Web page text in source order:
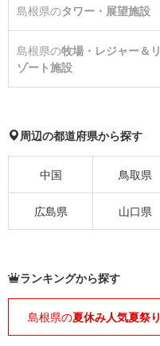
島根県のタワー・展望施設
島根県の牧場・レジャー＆リ
ゾート施設
周辺の都道府県から探す
中国 鳥取県
広島県 山口県
ランキングから探す
島根県の夏休み人気夏祭り